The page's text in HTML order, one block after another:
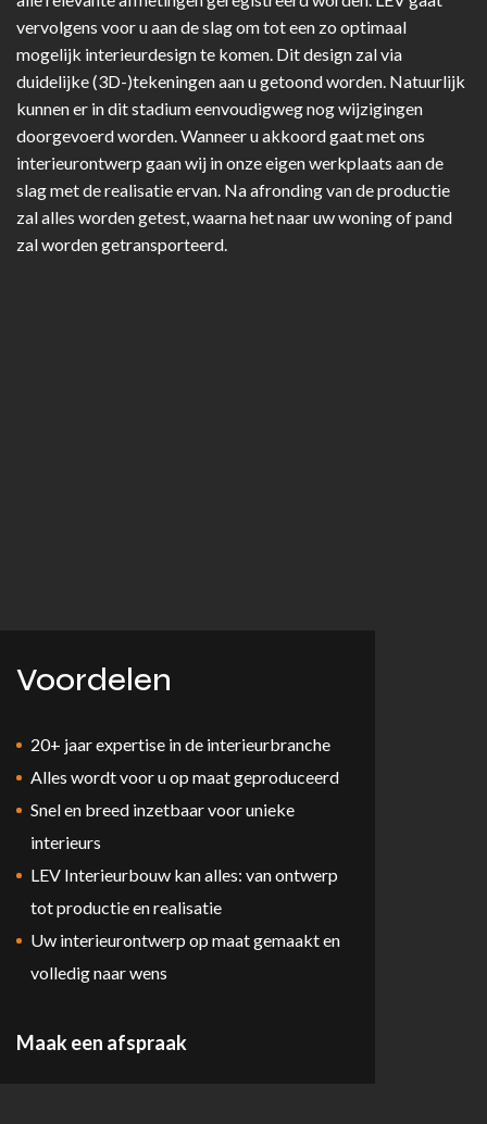
vervolgens voor u aan de slag om tot een zo optimaal
mogelijk interieurdesign te komen. Dit design zal via
duidelijke (3D-)tekeningen aan u getoond worden. Natuurlijk
kunnen er in dit stadium eenvoudigweg nog wijzigingen
doorgevoerd worden. Wanneer u akkoord gaat met ons
interieurontwerp gaan wij in onze eigen werkplaats aan de
slag met de realisatie ervan. Na afronding van de productie
zal alles worden getest, waarna het naar uw woning of pand
zal worden getransporteerd.
Voordelen
20+ jaar expertise in de interieurbranche
Alles wordt voor u op maat geproduceerd
Snel en breed inzetbaar voor unieke
interieurs
LEV Interieurbouw kan alles: van ontwerp
tot productie en realisatie
Uw interieurontwerp op maat gemaakt en
volledig naar wens
Maak een afspraak